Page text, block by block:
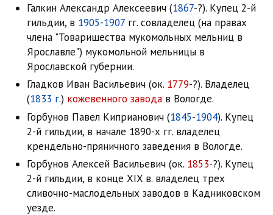
Галкин Александр Алексеевич (1867-?). Купец 2-й
гильдии, в 1905-1907 гг. совладелец (на правах
члена "Товарищества мукомольных мельниц в
Ярославле") мукомольной мельницы в
Ярославской губернии.
Гладков Иван Васильевич (ок. 1779-?). Владелец
(1833 г.) кожевенного завода в Вологде.
Горбунов Павел Киприанович (1845-1904). Купец
2-й гильдии, в начале 1890-х гг. владелец
крендельно-пряничного заведения в Вологде.
Горбунов Алексей Васильевич (ок. 1853-?). Купец
2-й гильдии, в конце XIX в. владелец трех
сливочно-маслодельных заводов в Кадниковском
уезде.